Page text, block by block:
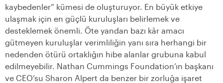
kaybedenler” kümesi de oluşturuyor. En büyük etkiye
ulaşmak için en güçlü kuruluşları belirlemek ve
desteklemek önemli. Öte yandan bazı kâr amacı
gütmeyen kuruluşlar verimliliğin yanı sıra herhangi bir
nedenden ötürü ortaklığın hibe alanlar grubuna kabul
edilmeyebilir. Nathan Cummings Foundation’ın başkanı
ve CEO’su Sharon Alpert da benzer bir zorluğa işaret